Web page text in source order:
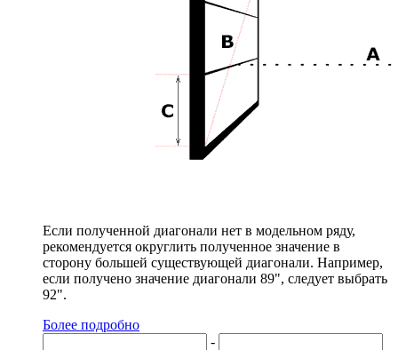
Если полученной диагонали нет в модельном ряду,
рекомендуется округлить полученное значение в
сторону большей существующей диагонали. Например,
если получено значение диагонали 89", следует выбрать
92".
Более подробно
-